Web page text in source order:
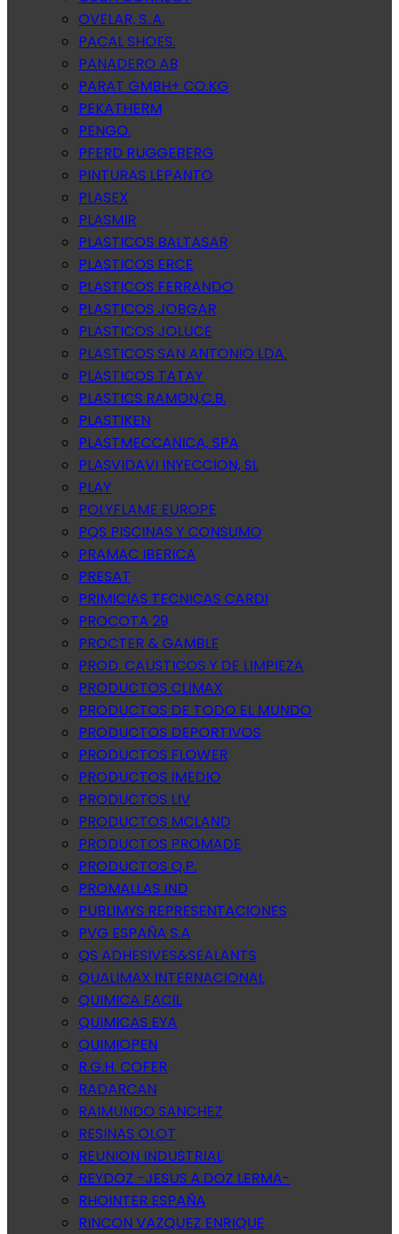
OVELAR, S..A.
PACAL SHOES.
PANADERO AB
PARAT GMBH+ CO.KG
PEKATHERM
PENGO.
PFERD RUGGEBERG
PINTURAS LEPANTO
PLASEX
PLASMIR
PLASTICOS BALTASAR
PLASTICOS ERCE
PLASTICOS FERRANDO
PLASTICOS JOBGAR
PLASTICOS JOLUCE
PLASTICOS SAN ANTONIO LDA.
PLASTICOS TATAY
PLASTICS RAMON,C.B.
PLASTIKEN
PLASTMECCANICA, SPA
PLASVIDAVI INYECCION, SL
PLAY
POLYFLAME EUROPE
PQS PISCINAS Y CONSUMO
PRAMAC IBERICA
PRESAT
PRIMICIAS TECNICAS CARDI
PROCOTA 29
PROCTER & GAMBLE
PROD. CAUSTICOS Y DE LIMPIEZA
PRODUCTOS CLIMAX
PRODUCTOS DE TODO EL MUNDO
PRODUCTOS DEPORTIVOS
PRODUCTOS FLOWER
PRODUCTOS IMEDIO
PRODUCTOS LIV
PRODUCTOS MCLAND
PRODUCTOS PROMADE
PRODUCTOS Q.P.
PROMALLAS IND
PUBLIMYS REPRESENTACIONES
PVG ESPAÑA S.A
QS ADHESIVES&SEALANTS
QUALIMAX INTERNACIONAL
QUIMICA FACIL
QUIMICAS EYA
QUIMIOPEN
R.G.H. COFER
RADARCAN
RAIMUNDO SANCHEZ
RESINAS OLOT
REUNION INDUSTRIAL
REYDOZ -JESUS A.DOZ LERMA-
RHOINTER ESPAÑA
RINCON VAZQUEZ ENRIQUE